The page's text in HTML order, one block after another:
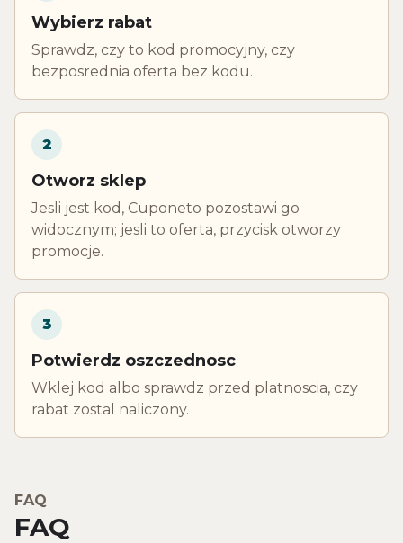
Wybierz rabat
Sprawdz, czy to kod promocyjny, czy
bezposrednia oferta bez kodu.
2
Otworz sklep
Jesli jest kod, Cuponeto pozostawi go
widocznym; jesli to oferta, przycisk otworzy
promocje.
3
Potwierdz oszczednosc
Wklej kod albo sprawdz przed platnoscia, czy
rabat zostal naliczony.
FAQ
FAQ